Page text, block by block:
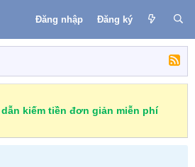
Đăng nhập Đăng ký
kiếm tiền đơn giản miễn phí